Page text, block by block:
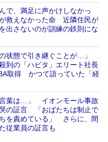
で、満足に声かけしなかっ
救えなかった命 近隣住民が
出さないのが訓練の鉄則にな
の状態で引き継ぐことが…」
到の「ハビタ」エリート社長
取得 かつて語っていた「経
言葉は…」 イオンモール事故
の証言 「おばたちは制止で
を責めている」 さらに、間
従業員の証言も